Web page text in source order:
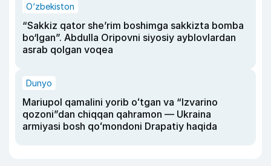
O‘zbekiston
“Sakkiz qator she’rim boshimga sakkizta bomba
bo‘lgan”. Abdulla Oripovni siyosiy ayblovlardan
asrab qolgan voqea
Dunyo
Mariupol qamalini yorib oʻtgan va “Izvarino
qozoni”dan chiqqan qahramon — Ukraina
armiyasi bosh qoʻmondoni Drapatiy haqida